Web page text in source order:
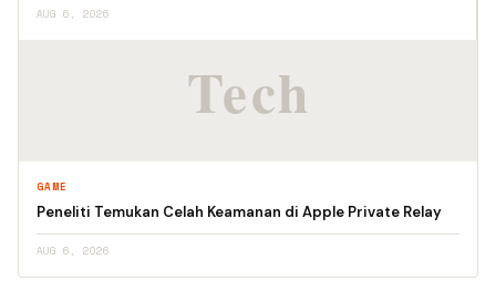
AUG 6, 2026
GAME
Peneliti Temukan Celah Keamanan di Apple Private Relay
AUG 6, 2026